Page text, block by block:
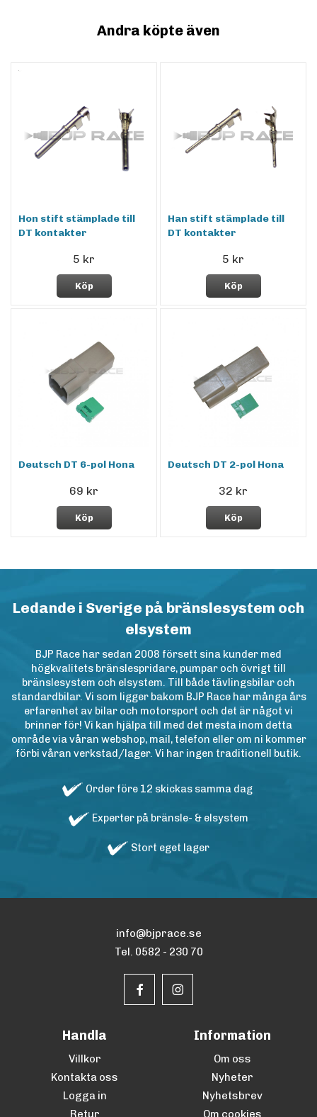
Andra köpte även
Hon stift stämplade till
DT kontakter
5 kr
Köp
Han stift stämplade till
DT kontakter
5 kr
Köp
Deutsch DT 6-pol Hona
69 kr
Köp
Deutsch DT 2-pol Hona
32 kr
Köp
Ledande i Sverige på bränslesystem och
elsystem
BJP Race har sedan 2008 försett sina kunder med
högkvalitets bränslespridare, pumpar och övrigt till
bränslesystem och elsystem. Till både tävlingsbilar och
standardbilar. Vi som ligger bakom BJP Race har många års
erfarenhet av bilar och motorsport och det är något vi
brinner för! Vi kan hjälpa till med det mesta inom detta
område via våran webshop, mail, telefon eller om ni kommer
förbi våran verkstad/lager. Vi har ingen traditionell butik.
Order före 12 skickas samma dag
Experter på bränsle- & elsystem
Stort eget lager
info@bjprace.se
Tel. 0582 - 230 70
Handla
Villkor
Kontakta oss
Logga in
Retur
Information
Om oss
Nyheter
Nyhetsbrev
Om cookies